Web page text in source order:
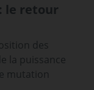
le retour
des
la puissance
mutation